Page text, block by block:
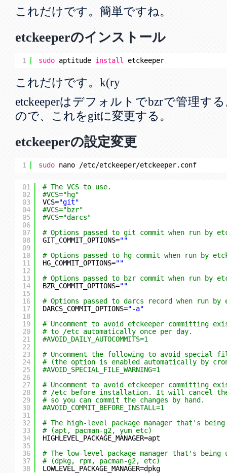
これだけです。簡単ですね。
etckeeperのインストール
1 sudo aptitude install etckeeper
これだけです。k(ry
etckeeperはデフォルトでbzrで管理す
ので、これをgitに変更する。
etckeeperの設定変更
1 sudo nano /etc/etckeeper/etckeeper.conf
01
02
03
04
05
06
07
08
09
10
11
12
13
14
15
16
17
18
19
20
21
22
23
24
25
26
27
28
29
30
31
32
33
34
35
36
37
38
# The VCS to use.
#VCS="hg"
VCS="git"
#VCS="bzr"
#VCS="darcs"
# Options passed to git commit when run by
GIT_COMMIT_OPTIONS=""
# Options passed to hg commit when run by
HG_COMMIT_OPTIONS=""
# Options passed to bzr commit when run by
BZR_COMMIT_OPTIONS=""
# Options passed to darcs record when run by
DARCS_COMMIT_OPTIONS="-a"
# Uncomment to avoid etckeeper committing
# to /etc automatically once per day.
#AVOID_DAILY_AUTOCOMMITS=1
# Uncomment the following to avoid special
# (the option is enabled automatically by
#AVOID_SPECIAL_FILE_WARNING=1
# Uncomment to avoid etckeeper committing
# /etc before installation. It will cancel
# so you can commit the changes by hand.
#AVOID_COMMIT_BEFORE_INSTALL=1
# The high-level package manager that's being
# (apt, pacman-g2, yum etc)
HIGHLEVEL_PACKAGE_MANAGER=apt
# The low-level package manager that's being
# (dpkg, rpm, pacman-g2, etc)
LOWLEVEL_PACKAGE_MANAGER=dpkg